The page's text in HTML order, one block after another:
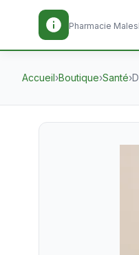
Pharmacie
Accueil›Boutique›Santé›